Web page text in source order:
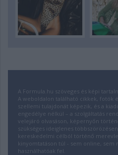
A Formula.hu szöveges és képi
A weboldalon található cikkek, fotók
szellemi tulajdonát képezik, és a
engedélye nélkül – a szolgáltatás
velejáró olvasáson, képernyőn
szükséges ideiglenes
kereskedelmi célból történő
kinyomtatáson túl - sem online,
használhatóak fel.